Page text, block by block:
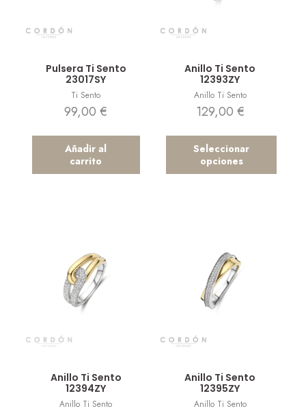
Pulsera Ti Sento
23017SY
Ti Sento
99,00€
Añadir al
carrito
Anillo Ti Sento
12393ZY
Anillo Ti Sento
129,00 €
Seleccionar
opciones
Anillo Ti Sento
12394ZY
Anillo Ti Sento
Anillo Ti Sento
12395ZY
Anillo Ti Sento